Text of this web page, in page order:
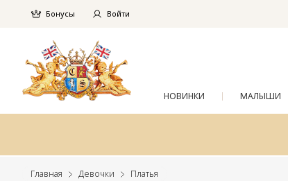
Бонусы Войти
НОВИНКИ МАЛЫШИ
Главная Девочки Платья